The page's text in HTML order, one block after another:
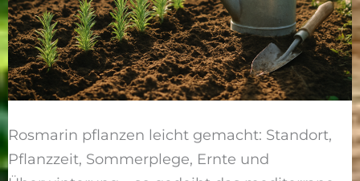
Rosmarin pflanzen leicht gemacht: Standort,
Pflanzzeit, Sommerplege, Ernte und